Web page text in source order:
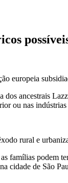
europeia
dos ancestrais
ou nas
rural e
famílias podem
cidade de São